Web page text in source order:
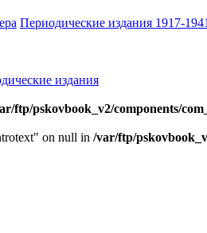
Периодические издания 1917-
издания
ftp/pskovbook_v2/components/
on null in /var/ftp/